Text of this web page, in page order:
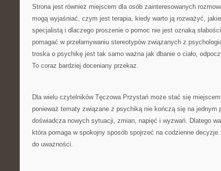
Strona jest również miejscem dla osób zainteresowanych
mogą wyjaśniać, czym jest terapia, kiedy warto ją rozważyć,
specjalistą i dlaczego proszenie o pomoc nie jest oznaką
pomagać w przełamywaniu stereotypów związanych z
troska o psychikę jest tak samo ważna jak dbanie o ciało,
To coraz bardziej doceniany przekaz.
Dla wielu czytelników Tęczowa Przystań może stać się
ponieważ tematy związane z psychiką nie kończą się na jednym
doświadcza nowych sytuacji, zmian, napięć i wyzwań. Dlatego
która pomaga w spokojny sposób spojrzeć na codzienne
do uważności.